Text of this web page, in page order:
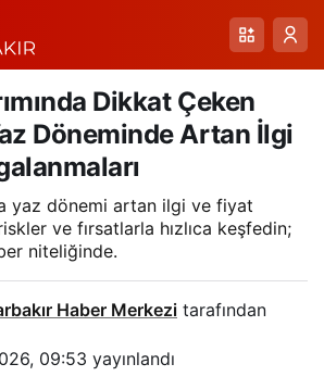
Dikkat Çeken
Döneminde Artan İlgi
yaz dönemi artan ilgi ve fiyat
ve fırsatlarla hızlıca keşfedin;
niteliğinde.
Haber Merkezi tarafından
09:53 yayınlandı
Göl
Paylaş